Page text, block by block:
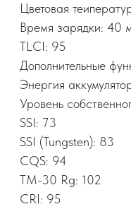
Цветовая
Время зарядки: 40
TLCI: 95
Дополнительные
Энергия
Уровень
SSI: 73
SSI (Tungsten): 83
CQS: 94
TM-30 Rg: 102
CRI: 95